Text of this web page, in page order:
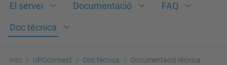
El servei Documentació FAQ
Doc tècnica
Inici UPCconnect Doc tècnica Documentació tècnica